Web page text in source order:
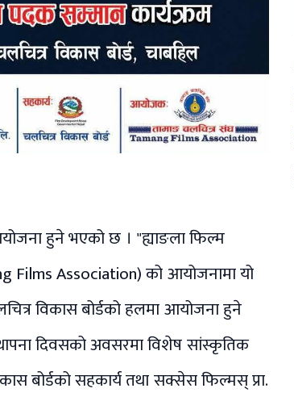
हुने भएको छ । "ह्याङला फिल्म
Films Association) को आयोजनामा यो
विकास बोर्डको हलमा आयोजना हुने
दिवसको अवसरमा विशेष सांस्कृतिक
बोर्डको सहकार्य तथा सक्सेस फिल्मस् प्रा.